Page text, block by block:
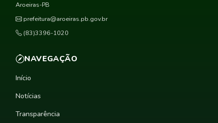
Aroeiras-PB
prefeitura@aroeiras.pb.gov.br
(83)3396-1020
NAVEGAÇÃO
Início
Notícias
Transparência